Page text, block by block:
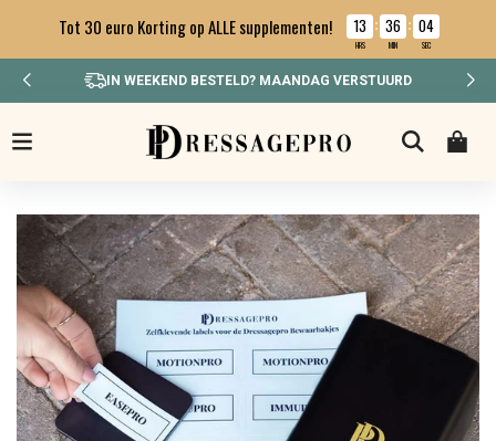
Tot 30 euro Korting op ALLE supplementen! 13 : 36 : 04
HRS MIN SEC
🔥 MONTHLY DEAL 🔥 MAATSCHEP + DETOXPRO GRATIS 🎁